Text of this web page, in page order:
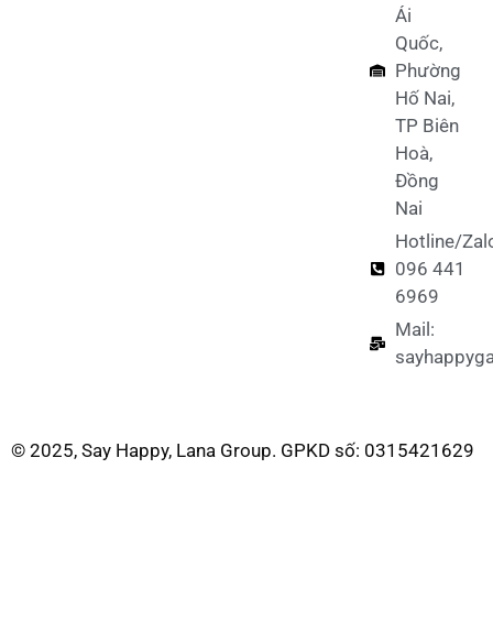
Ái
Quốc,
Phường
Hố Nai,
TP Biên
Hoà,
Đồng
Nai
Hotline/
096 441
6969
Mail:
© 2025, Say Happy, Lana Group. GPKD số: 0315421629